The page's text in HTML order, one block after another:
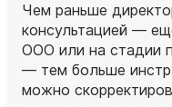
Чем раньше
консультацией —
ООО или на стадии
— тем больше
можно